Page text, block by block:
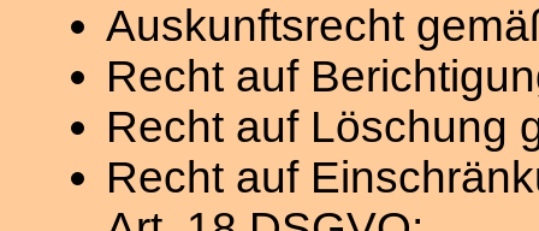
Auskunftsrecht
Recht auf
Recht auf Löschung
Recht auf